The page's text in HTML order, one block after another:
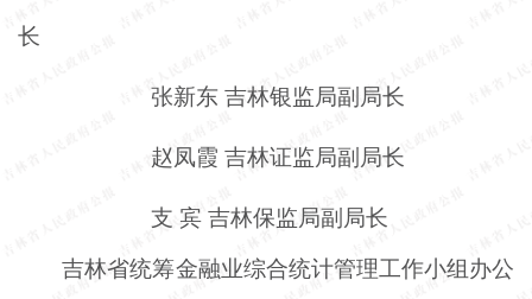
长
张新东 吉林银监局副局长
赵凤霞 吉林证监局副局长
支 宾 吉林保监局副局长
吉林省统筹金融业综合统计管理工作小组办公